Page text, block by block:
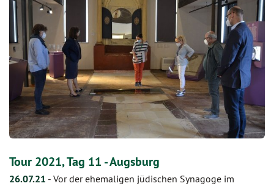
Tour 2021, Tag 11 - Augsburg
26.07.21 - Vor der ehemaligen jüdischen Synagoge im